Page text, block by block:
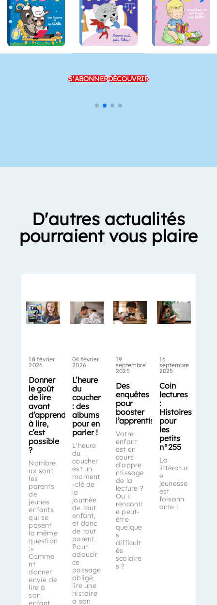
S'ABONNERDÉCOUVRIR
D'autres actualités
pourraient vous plaire
18 février
2026
Donner
le goût
de lire
avant
d’apprendre
à lire,
c’est
possible
?
Nombre
ux sont
les
parents
de
jeunes
enfants
qui se
posent
la même
question
:«
Comme
nt
donner
envie de
lire à
son
enfant
04 février
2026
L’heure
du
coucher
: des
albums
pour en
parler !
L'heure
du
coucher
est un
moment
-clé de
la
journée
de tout
enfant,
et donc
de tout
parent.
Pour
adoucir
ce
passage
obligé,
lire une
histoire
à son
19
septembre
2025
Des
enquêtes
pour
booster
l’apprentissage
Votre
enfant
est en
cours
d'appre
ntissage
de la
lecture ?
Ou il
rencontr
e peut-
être
quelque
s
difficult
és
scolaire
s ?
16
septembre
2025
Coin
lectures
:
Histoires
pour
les
petits
n°255
La
littératur
e
jeunesse
est
foisonn
ante !